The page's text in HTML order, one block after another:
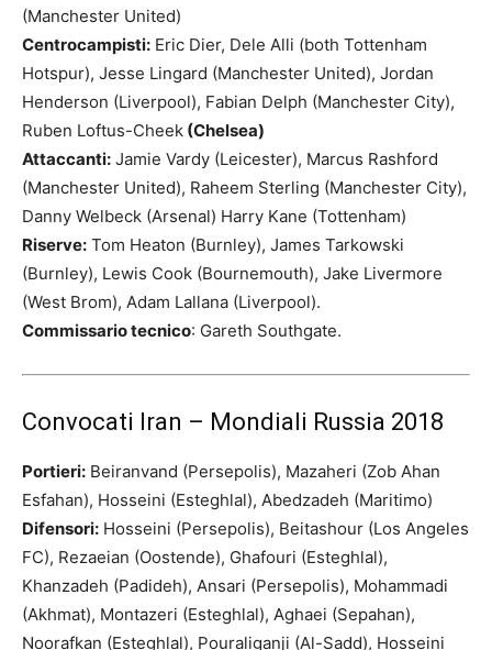
(Manchester United)
Centrocampisti: Eric Dier, Dele Alli (both Tottenham
Hotspur), Jesse Lingard (Manchester United), Jordan
Henderson (Liverpool), Fabian Delph (Manchester City),
Ruben Loftus-Cheek (Chelsea)
Attaccanti: Jamie Vardy (Leicester), Marcus Rashford
(Manchester United), Raheem Sterling (Manchester City),
Danny Welbeck (Arsenal) Harry Kane (Tottenham)
Riserve: Tom Heaton (Burnley), James Tarkowski
(Burnley), Lewis Cook (Bournemouth), Jake Livermore
(West Brom), Adam Lallana (Liverpool).
Commissario tecnico: Gareth Southgate.
Convocati Iran – Mondiali Russia 2018
Portieri: Beiranvand (Persepolis), Mazaheri (Zob Ahan
Esfahan), Hosseini (Esteghlal), Abedzadeh (Maritimo)
Difensori: Hosseini (Persepolis), Beitashour (Los Angeles
FC), Rezaeian (Oostende), Ghafouri (Esteghlal),
Khanzadeh (Padideh), Ansari (Persepolis), Mohammadi
(Akhmat), Montazeri (Esteghlal), Aghaei (Sepahan),
Noorafkan (Esteghlal), Pouraliganji (Al-Sadd), Hosseini